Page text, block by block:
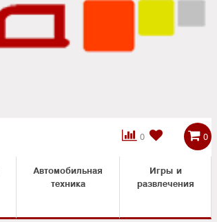
0

 0
Автомобильная
техника
Игры и
развлечения